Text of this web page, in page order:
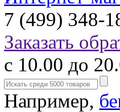
7 (499) 348-
Заказать
с 10.00 до
Например,